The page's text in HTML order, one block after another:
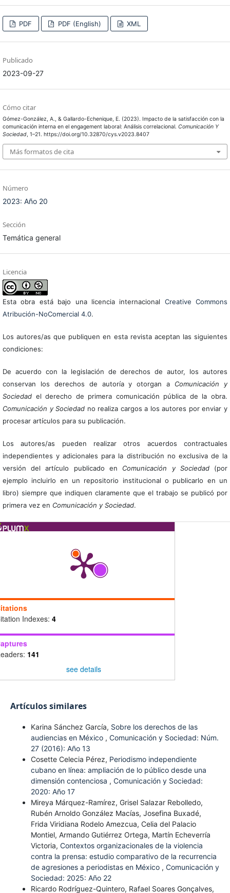
PDF PDF (English) XML
Publicado
2023-09-27
Cómo citar
Gómez-González, A., & Gallardo-Echenique, E. (2023). Impacto de la satisfacción con la
comunicación interna en el engagement laboral: Análisis correlacional. Comunicación Y
Sociedad, 1–21. https://doi.org/10.32870/cys.v2023.8407
Más formatos de cita
Número
2023: Año 20
Sección
Temática general
Licencia
Esta obra está bajo una licencia internacional Creative Commons
Atribución-NoComercial 4.0.
Los autores/as que publiquen en esta revista aceptan las siguientes
condiciones:
De acuerdo con la legislación de derechos de autor, los autores
conservan los derechos de autoría y otorgan a Comunicación y
Sociedadel derecho de primera comunicación pública de la obra.
Comunicación y Sociedad no realiza cargos a los autores por enviar y
procesar artículos para su publicación.
Los autores/as pueden realizar otros acuerdos contractuales
independientes y adicionales para la distribución no exclusiva de la
versión del artículo publicado en Comunicación y Sociedad(por
ejemplo incluirlo en un repositorio institucional o publicarlo en un
libro) siempre que indiquen claramente que el trabajo se publicó por
primera vez en Comunicación y Sociedad.
Indexes: 4
141
see details
Artículos similares
Karina Sánchez García, Sobre los derechos de las
audiencias en México , Comunicación y Sociedad: Núm.
27 (2016): Año 13
Cosette Celecia Pérez, Periodismo independiente
cubano en línea: ampliación de lo público desde una
dimensión contenciosa , Comunicación y Sociedad:
2020: Año 17
Mireya Márquez-Ramírez, Grisel Salazar Rebolledo,
Rubén Arnoldo González Macías, Josefina Buxadé,
Frida Viridiana Rodelo Amezcua, Celia del Palacio
Montiel, Armando Gutiérrez Ortega, Martín Echeverría
Victoria, Contextos organizacionales de la violencia
contra la prensa: estudio comparativo de la recurrencia
de agresiones a periodistas en México , Comunicación y
Sociedad: 2025: Año 22
Ricardo Rodríguez-Quintero, Rafael Soares Gonçalves,